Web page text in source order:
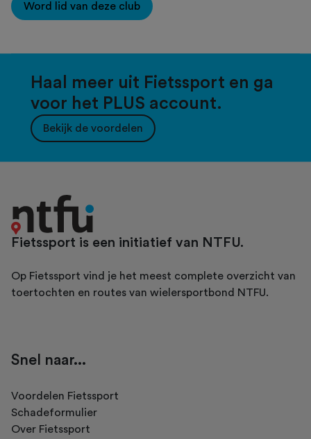
Word lid van deze club
Haal meer uit Fietssport en ga
voor het PLUS account.
Bekijk de voordelen
Fietssport is een initiatief van NTFU.
Op Fietssport vind je het meest complete overzicht van
toertochten en routes van wielersportbond NTFU.
Snel naar...
Voordelen Fietssport
Schadeformulier
Over Fietssport